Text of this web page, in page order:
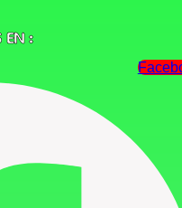
EN :